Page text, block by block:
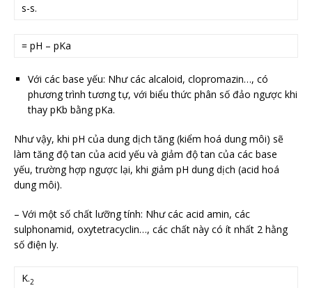
s-s.
= pH – pKa
Với các base yếu: Như các alcaloid, clopromazin…, có
phương trình tương tự, với biểu thức phân số đảo ngược khi
thay pKb bằng pKa.
Như vậy, khi pH của dung dịch tăng (kiểm hoá dung môi) sẽ
làm tăng độ tan của acid yếu và giảm độ tan của các base
yếu, trường hợp ngược lại, khi giảm pH dung dịch (acid hoá
dung môi).
– Với một số chất lưỡng tính: Như các acid amin, các
sulphonamid, oxytetracyclin…, các chất này có ít nhất 2 hằng
số điện ly.
K.2